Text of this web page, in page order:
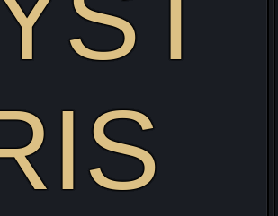
web pour découvrir mon projet Live
Streaming/Cosplay !